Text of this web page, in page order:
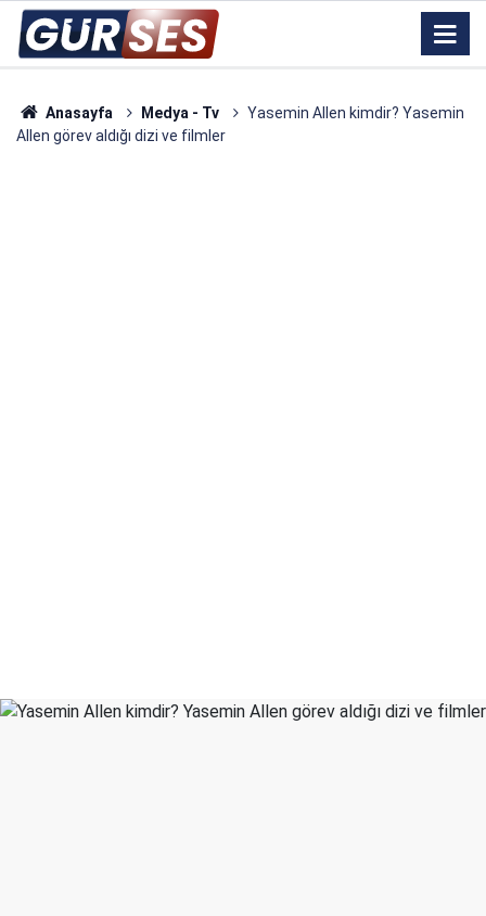
Anasayfa Medya - Tv
Yasemin Allen kimdir? Yasemin
Allen görev aldığı dizi ve filmler